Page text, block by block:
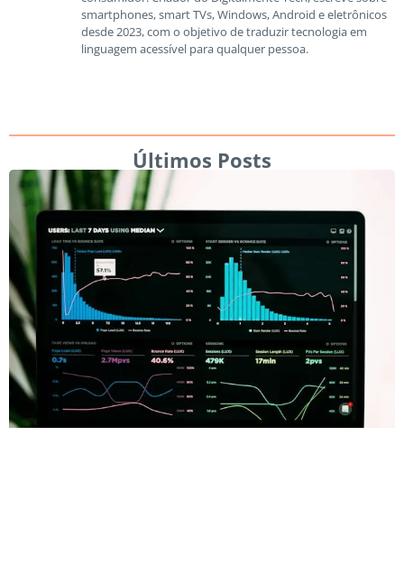
smartphones, smart TVs, Windows, Android e eletrônicos
desde 2023, com o objetivo de traduzir tecnologia em
linguagem acessível para qualquer pessoa.
Últimos Posts